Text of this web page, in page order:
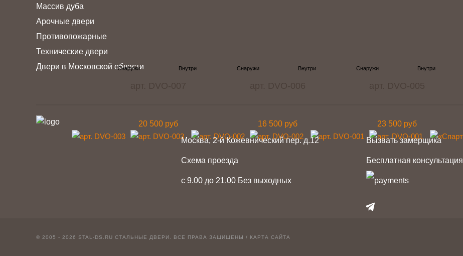
20 500 руб 16 500 руб 23 500 руб
Массив дуба
Арочные двери
Противопожарные
Технические двери
Двери в Московской области
Москва, 2-й Кожевнический пер. д.12
Схема проезда
с 9.00 до 21.00 Без выходных
Вызвать замерщика
Бесплатная консультация
© 2005 - 2026 STAL-DS.RU СТАЛЬНЫЕ ДВЕРИ . ВСЕ ПРАВА ЗАЩИЩЕНЫ / КАРТА САЙТА